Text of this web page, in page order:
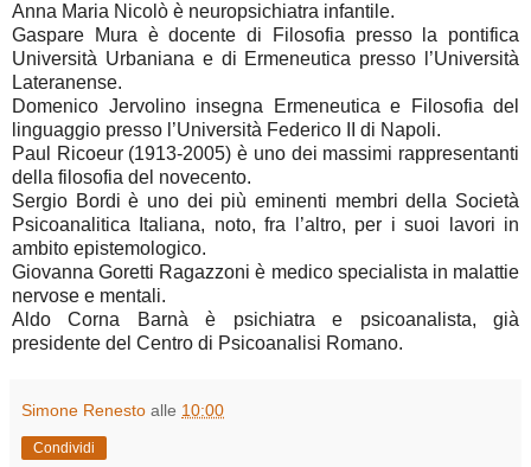
Anna Maria Nicolò è neuropsichiatra infantile.
Gaspare Mura è docente di Filosofia presso la pontifica
Università Urbaniana e di Ermeneutica presso l’Università
Lateranense.
Domenico Jervolino insegna Ermeneutica e Filosofia del
linguaggio presso l’Università Federico II di Napoli.
Paul Ricoeur (1913-2005) è uno dei massimi rappresentanti
della filosofia del novecento.
Sergio Bordi è uno dei più eminenti membri della Società
Psicoanalitica Italiana, noto, fra l’altro, per i suoi lavori in
ambito epistemologico.
Giovanna Goretti Ragazzoni è medico specialista in malattie
nervose e mentali.
Aldo Corna Barnà è psichiatra e psicoanalista, già
presidente del Centro di Psicoanalisi Romano.
Simone Renesto alle 10:00
Condividi